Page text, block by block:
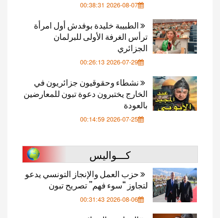
2026-08-07 00:38:31
الطبيبة خليدة بوفدش أول امرأة
ترأس الغرفة الأولى للبرلمان
الجزائري
2026-07-29 00:26:13
نشطاء وحقوقيون جزائريون في
الخارج يختبرون دعوة تبون للمعارضين
بالعودة
2026-07-25 00:14:59
كـــواليس
حزب العمل والإنجاز التونسي يدعو
لتجاوز “سوء فهم” تصريح تبون
2026-08-06 00:31:43